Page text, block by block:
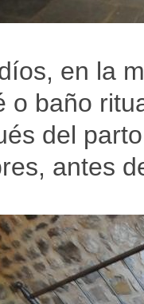
en la
o baño
del
antes